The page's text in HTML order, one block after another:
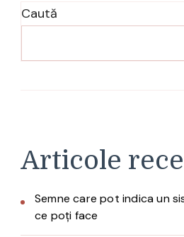
Caută
Articole
Semne care pot indica un
ce poți face